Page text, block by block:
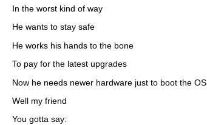
In the worst kind of way
He wants to stay safe
He works his hands to the bone
To pay for the latest upgrades
Now he needs newer hardware just to boot the OS
Well my friend
You gotta say: